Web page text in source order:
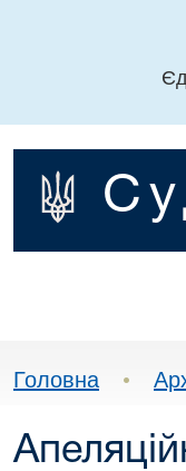
Головна •